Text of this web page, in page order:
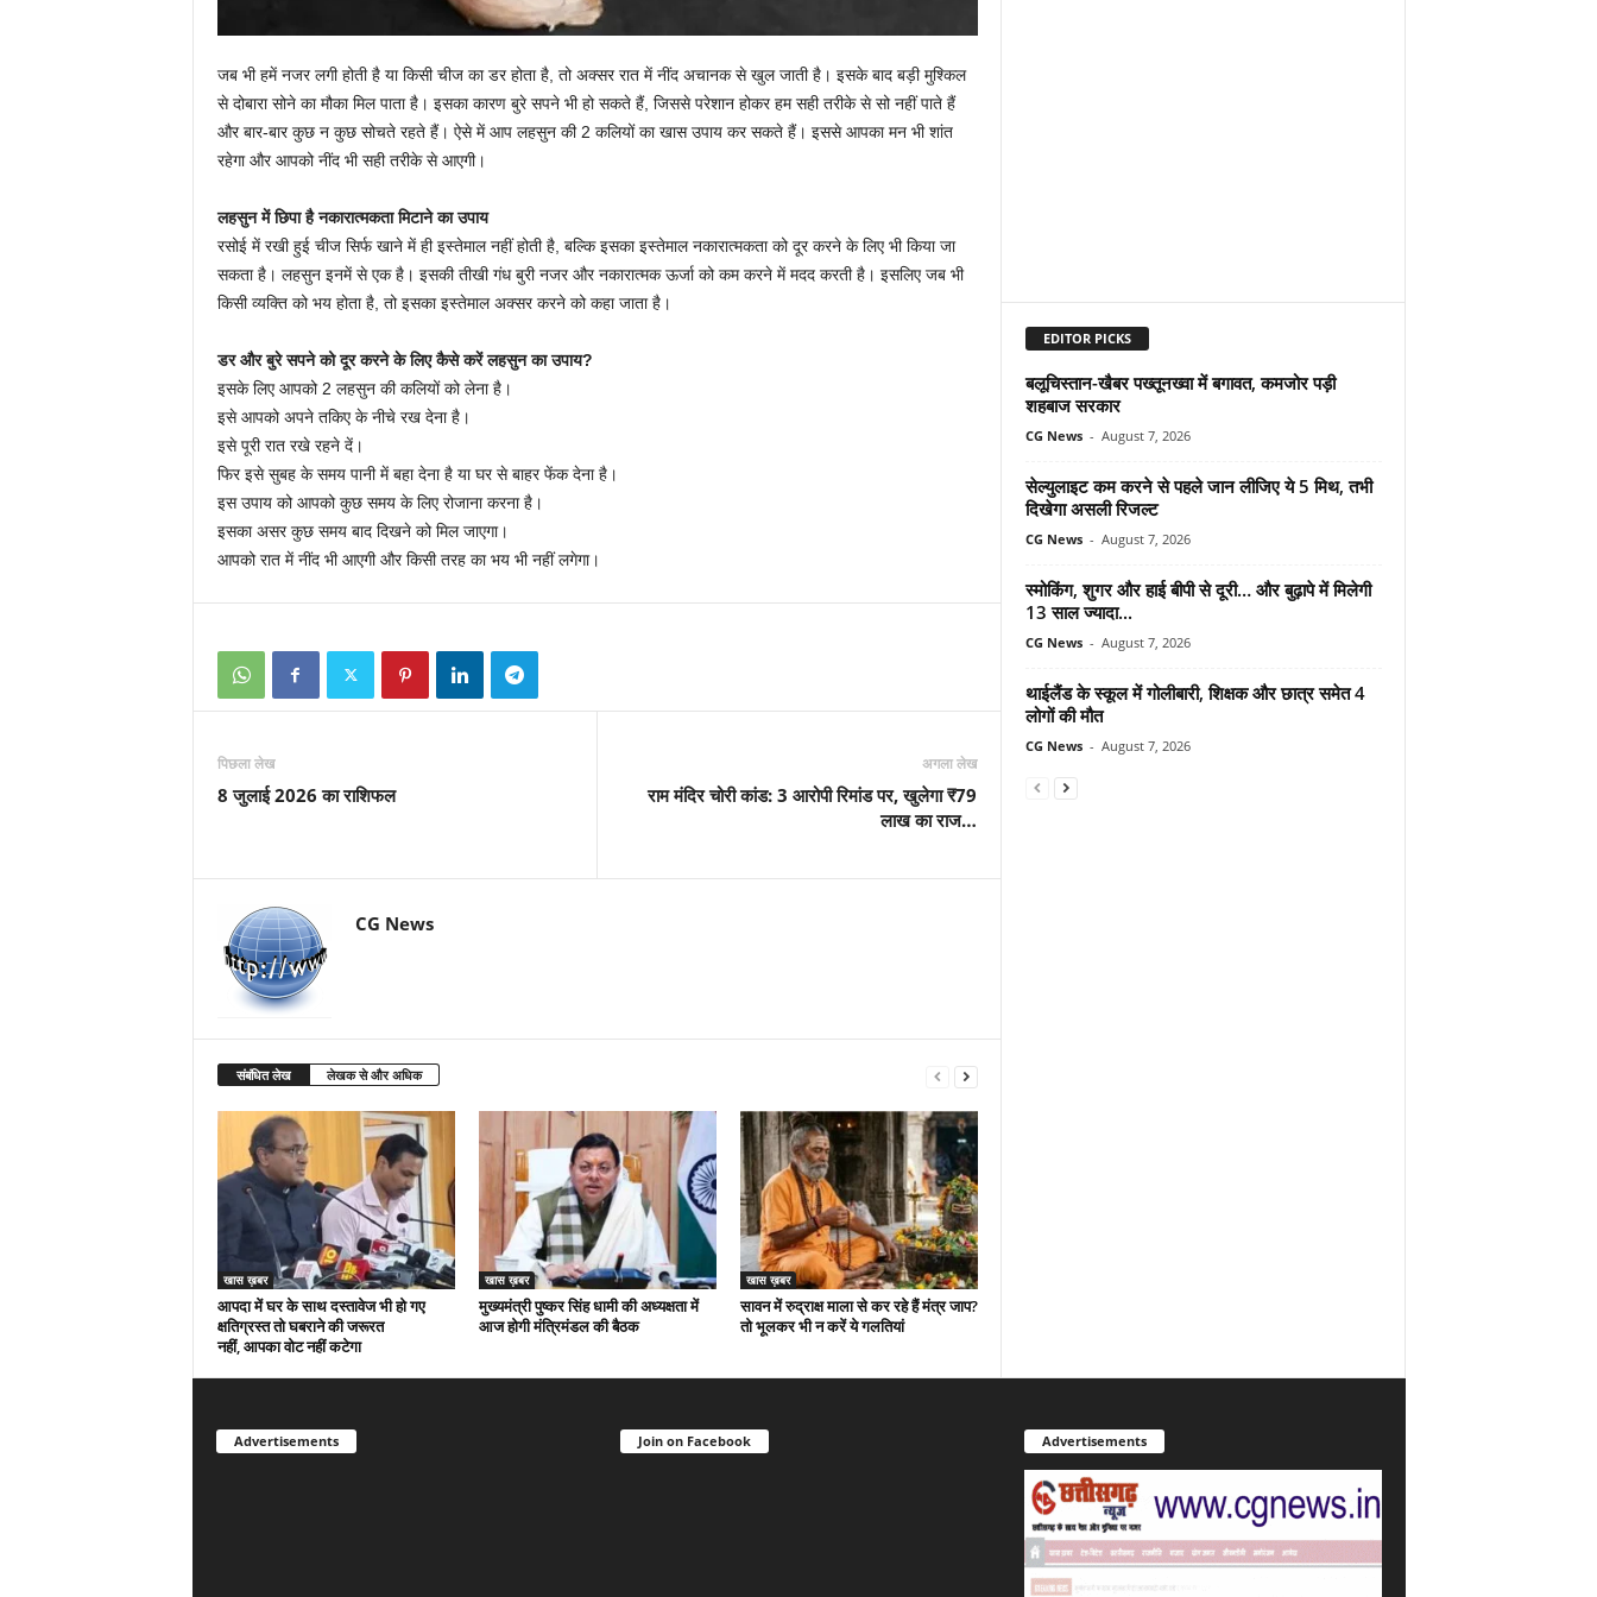
जब भी हमें नजर लगी होती है या किसी चीज का डर होता है, तो अक्सर रात में नींद अचानक से खुल जाती है। इसके बाद बड़ी मुश्किल
से दोबारा सोने का मौका मिल पाता है। इसका कारण बुरे सपने भी हो सकते हैं, जिससे परेशान होकर हम सही तरीके से सो नहीं पाते हैं
और बार-बार कुछ न कुछ सोचते रहते हैं। ऐसे में आप लहसुन की 2 कलियों का खास उपाय कर सकते हैं। इससे आपका मन भी शांत
रहेगा और आपको नींद भी सही तरीके से आएगी।
लहसुन में छिपा है नकारात्मकता मिटाने का उपाय
रसोई में रखी हुई चीज सिर्फ खाने में ही इस्तेमाल नहीं होती है, बल्कि इसका इस्तेमाल नकारात्मकता को दूर करने के लिए भी किया जा
सकता है। लहसुन इनमें से एक है। इसकी तीखी गंध बुरी नजर और नकारात्मक ऊर्जा को कम करने में मदद करती है। इसलिए जब भी
किसी व्यक्ति को भय होता है, तो इसका इस्तेमाल अक्सर करने को कहा जाता है।
डर और बुरे सपने को दूर करने के लिए कैसे करें लहसुन का उपाय?
इसके लिए आपको 2 लहसुन की कलियों को लेना है।
इसे आपको अपने तकिए के नीचे रख देना है।
इसे पूरी रात रखे रहने दें।
फिर इसे सुबह के समय पानी में बहा देना है या घर से बाहर फेंक देना है।
इस उपाय को आपको कुछ समय के लिए रोजाना करना है।
इसका असर कुछ समय बाद दिखने को मिल जाएगा।
आपको रात में नींद भी आएगी और किसी तरह का भय भी नहीं लगेगा।
पिछला लेख
8 जुलाई 2026 का राशिफल
अगला लेख
राम मंदिर चोरी कांड: 3 आरोपी रिमांड पर, खुलेगा ₹79
लाख का राज…
CG News
संबंधित लेख लेखक से और अधिक
खास ख़बर
आपदा में घर के साथ दस्तावेज भी हो गए
क्षतिग्रस्त तो घबराने की जरूरत
नहीं, आपका वोट नहीं कटेगा
खास ख़बर
मुख्यमंत्री पुष्कर सिंह धामी की अध्यक्षता में
आज होगी मंत्रिमंडल की बैठक
खास ख़बर
सावन में रुद्राक्ष माला से कर रहे हैं मंत्र जाप?
तो भूलकर भी न करें ये गलतियां
EDITOR PICKS
बलूचिस्तान-खैबर पख्तूनख्वा में बगावत, कमजोर पड़ी
शहबाज सरकार
CG News - August 7, 2026
सेल्युलाइट कम करने से पहले जान लीजिए ये 5 मिथ, तभी
दिखेगा असली रिजल्ट
CG News - August 7, 2026
स्मोकिंग, शुगर और हाई बीपी से दूरी… और बुढ़ापे में मिलेगी
13 साल ज्यादा...
CG News - August 7, 2026
थाईलैंड के स्कूल में गोलीबारी, शिक्षक और छात्र समेत 4
लोगों की मौत
CG News - August 7, 2026
Advertisements Join on Facebook Advertisements